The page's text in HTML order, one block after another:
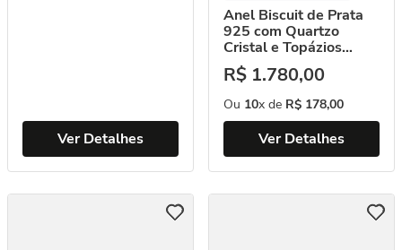
Ver Detalhes
Anel Biscuit de Prata
925 com Quartzo
Cristal e Topázios
Brancos (YOU by
Maxior)
R$ 1.780,00
Ou 10x de R$ 178,00
Ver Detalhes